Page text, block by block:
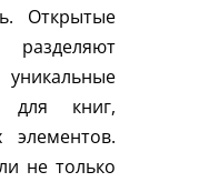
Открытые
для книг,
элементов.
не только